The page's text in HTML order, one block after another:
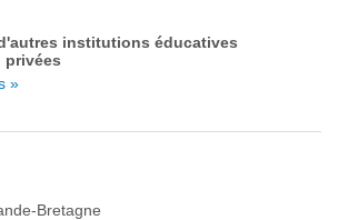
institutions éducatives
privées
»
Bretagne